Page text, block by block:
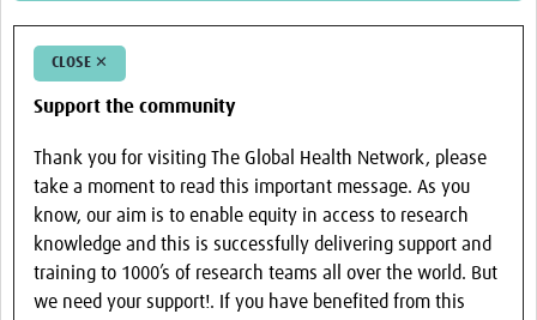
CLOSE ✕
Support the community
Thank you for visiting The Global Health Network, please
take a moment to read this important message. As you
know, our aim is to enable equity in access to research
knowledge and this is successfully delivering support and
training to 1000’s of research teams all over the world. But
we need your support!. If you have benefited from this